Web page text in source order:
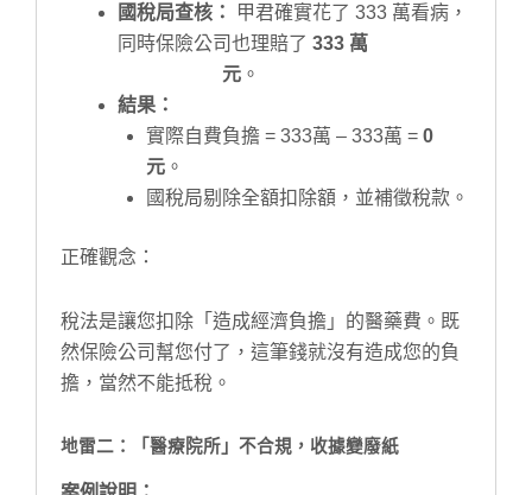
國稅局查核：
甲君確實花了 333 萬看病，
同時保險公司也理賠了 333 萬
元 。
結果：
實際自費負擔 = 333萬 – 333萬 = 0
元 。
國稅局剔除全額扣除額，並補徵稅款。
正確觀念：
稅法是讓您扣除「造成經濟負擔」的醫藥費。既
然保險公司幫您付了，這筆錢就沒有造成您的負
擔，當然不能抵稅。
地雷二：「醫療院所」不合規，收據變廢紙